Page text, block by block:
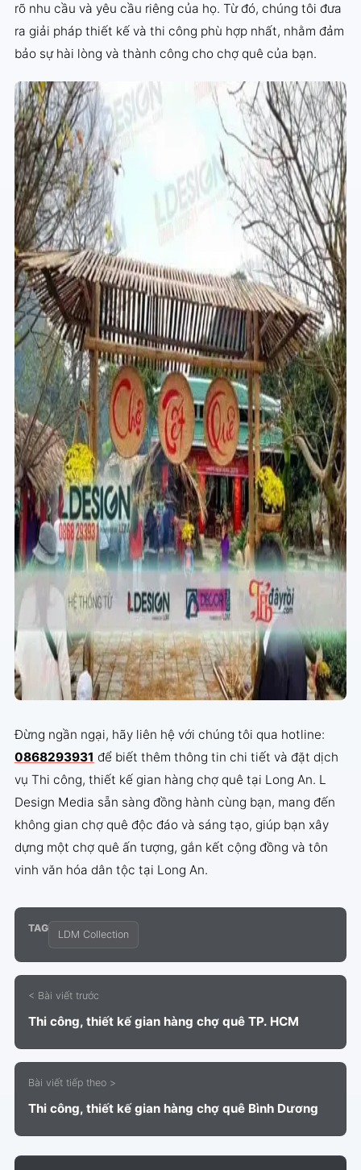
rõ nhu cầu và yêu cầu riêng của họ. Từ đó, chúng tôi đưa
ra giải pháp thiết kế và thi công phù hợp nhất, nhằm đảm
bảo sự hài lòng và thành công cho chợ quê của bạn.
Đừng ngần ngại, hãy liên hệ với chúng tôi qua hotline:
0868293931 để biết thêm thông tin chi tiết và đặt dịch
vụ Thi công, thiết kế gian hàng chợ quê tại Long An. L
Design Media sẵn sàng đồng hành cùng bạn, mang đến
không gian chợ quê độc đáo và sáng tạo, giúp bạn xây
dựng một chợ quê ấn tượng, gắn kết cộng đồng và tôn
vinh văn hóa dân tộc tại Long An.
TAG
LDM Collection
< Bài viết trước
Thi công, thiết kế gian hàng chợ quê TP. HCM
Bài viết tiếp theo >
Thi công, thiết kế gian hàng chợ quê Bình Dương